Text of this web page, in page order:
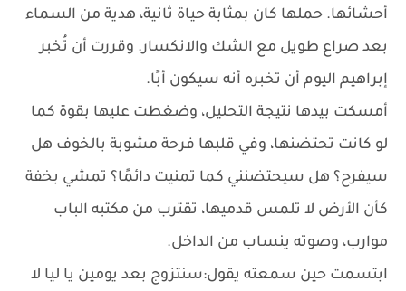
أحشائها. حملها كان بمثابة حياة ثانية، هدية من السماء
بعد صراع طويل مع الشك والانكسار. وقررت أن تُخبر
إبراهيم اليوم أن تخبره أنه سيكون أبًا.
أمسكت بيدها نتيجة التحليل، وضغطت عليها بقوة كما
لو كانت تحتضنها، وفي قلبها فرحة مشوبة بالخوف هل
سيفرح؟ هل سيحتضنني كما تمنيت دائمًا؟ تمشي بخفة
كأن الأرض لا تلمس قدميها، تقترب من مكتبه الباب
موارب، وصوته ينساب من الداخل.
ابتسمت حين سمعته يقول:سنتزوج بعد يومين يا ليا لا